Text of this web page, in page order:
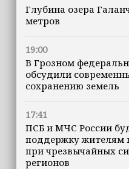
Глубина озера
метров
19:00
В Грозном
обсудили
сохранению земель
17:41
ПСБ и МЧС России
поддержку жителям
при чрезвычайных
регионов